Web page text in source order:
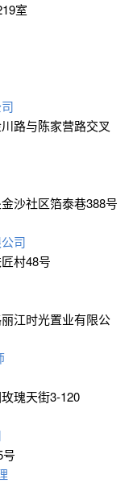
室
路与陈家营路交叉
沙社区箔泰巷388号
司
村48号
江时光置业有限公
瑰天街3-120